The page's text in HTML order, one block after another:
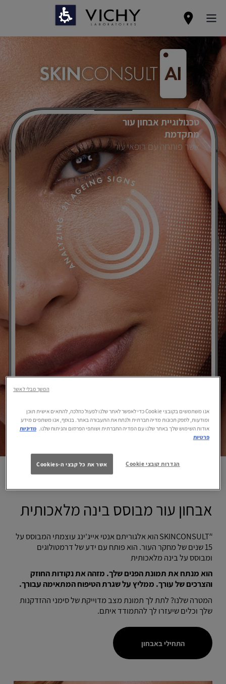
טכנולוגיית אבחון עור
מתקדמת
אשר פותחה עם רופאי עור
התחילי באבחון
אבחון עור מבוסס בינה מלאכותית
SKINCONSULTAI
הוא אלגוריתם אנטי אייג'ינג עוצמתי המבוסס על
15 שנים של מחקר העור. הוא פותח עם ידע של דרמטולוגים
ומבוסס על בינה מלאכותית
הוא מנתח את תמונת הפנים שלך. מזהה את נקודות החוזק
והצרכים של עורך. ממליץ על שגרת הטיפוח המתאימה עבורך.
המטרה שלנו? לתת לך תמונת מצב מדוייקת של סימני ההזדקנות
שלך וכלים שיעזרו לך להתמודד איתם.
התחילי באבחון
אנו משתמשים בקובצי Cookie כדי לאפשר לאתר שלנו לפעול כהלכה, להתאים אישית תוכן
ומודעות, לספק תכונות מדיה חברתית ולנתח את התעבורה באתר. בנוסף, אנו משתפים מידע
אודות השימוש שלך באתר שלנו עם המדיה החברתית ושותפי הפרסום והניתוח שלנו. מדיניות
פרטיות
הגדרות קובצי Cookie אשר את כל קבצי ה-Cookies
המשך מבלי לאשר